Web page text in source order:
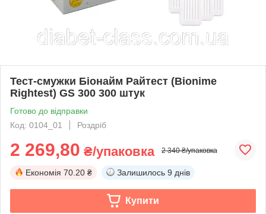
Тест-смужки Біонайм Райтест (Bionime
Rightest) GS 300 300 штук
Готово до відправки
Код: 0104_01
Роздріб
2 269,80 ₴/упаковка 2 340 ₴/упаковка
Економія 70.20 ₴ Залишилось 9 днів
Купити